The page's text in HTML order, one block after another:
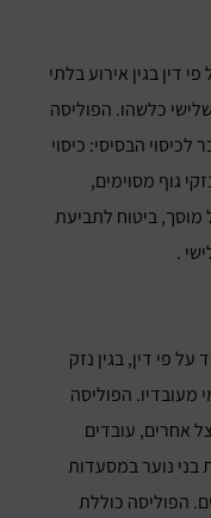
דין בגין אירוע בלתי
כלשהו. הפוליסה
לכיסוי הבסיסי: כיסוי
גוף מסוימים,
ביטוח לתביעת
.
פי דין, בגין נזק
מעובדיו. הפוליסה
אחרים, עובדים
נוער במסעדות
הפוליסה כוללת